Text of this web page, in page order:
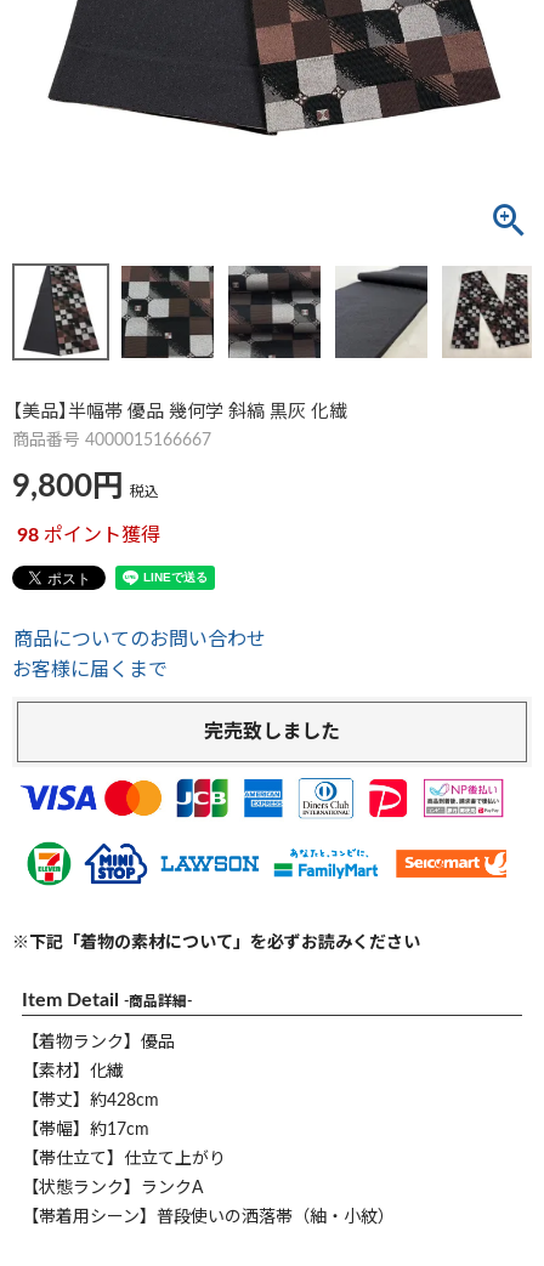
【美品】半幅帯 優品 幾何学 斜縞 黒灰 化繊
商品番号 4000015166667
9,800 税込
98 ポイント獲得
商品についてのお問い合わせ
お客様に届くまで
完売致しました
※下記「着物の素材について」を必ずお読みください
Item Detail -商品詳細-
【着物ランク】優品
【素材】化繊
【帯丈】約428cm
【帯幅】約17cm
【帯仕立て】仕立て上がり
【状態ランク】ランクA
【帯着用シーン】普段使いの洒落帯（紬・小紋）